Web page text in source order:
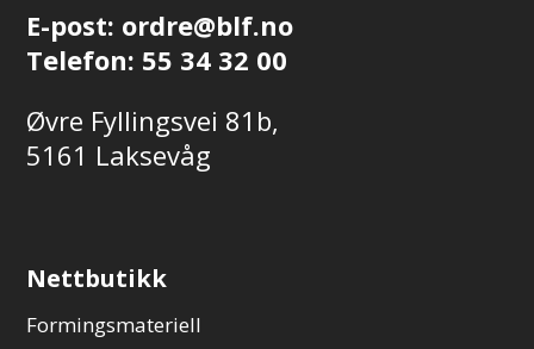
E-post: ordre@blf.no
Telefon: 55 34 32 00
Øvre Fyllingsvei 81b,
5161 Laksevåg
Nettbutikk
Formingsmateriell